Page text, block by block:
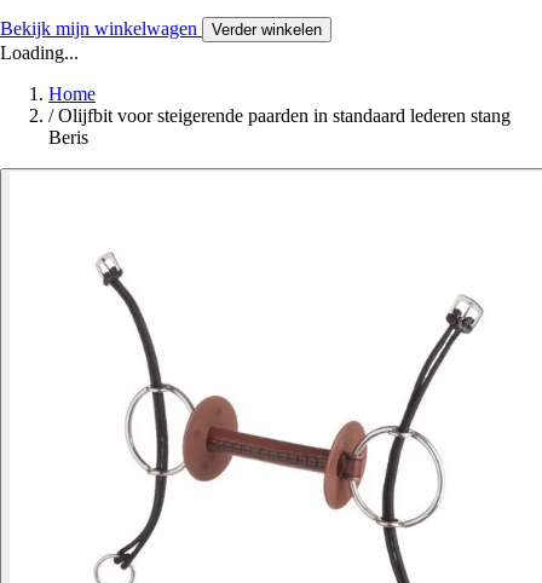
Bekijk mijn winkelwagen Verder winkelen
Loading...
Home
/ Olijfbit voor steigerende paarden in standaard lederen stang
Beris